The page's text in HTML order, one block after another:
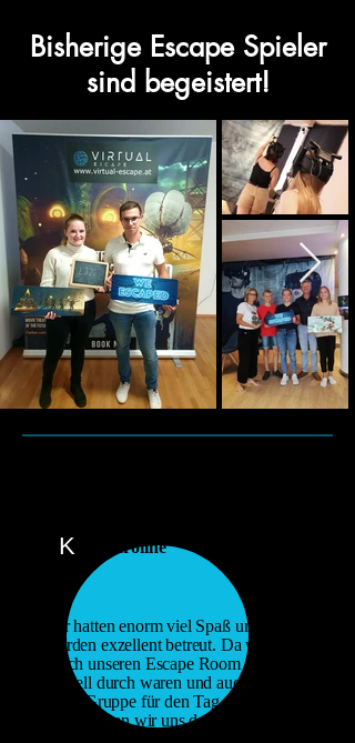
Bisherige Escape Spieler
sind begeistert!
K Karoline
Wir hatten enorm viel Spaß und
wurden exzellent betreut. Da wir
durch unseren Escape Room sehr
schnell durch waren und auch die
letzte Gruppe für den Tag gewesen
sind, durften wir uns danach noch mit